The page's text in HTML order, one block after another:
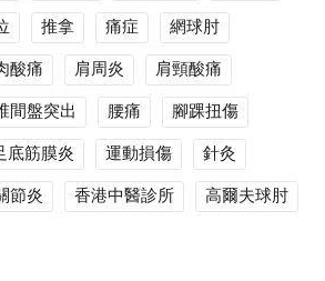
推拿 痛症
網球肘
酸痛 肩周炎
肩頸酸痛
間盤突出 腰痛
腳踝扭傷
底筋膜炎 運動損傷
針灸
節炎 香港中醫診所 高爾夫球肘